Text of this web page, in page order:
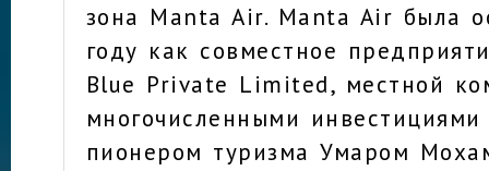
зона Manta Air. Manta Air была
году как совместное
Blue Private Limited, местной
многочисленными
пионером туризма Умаром